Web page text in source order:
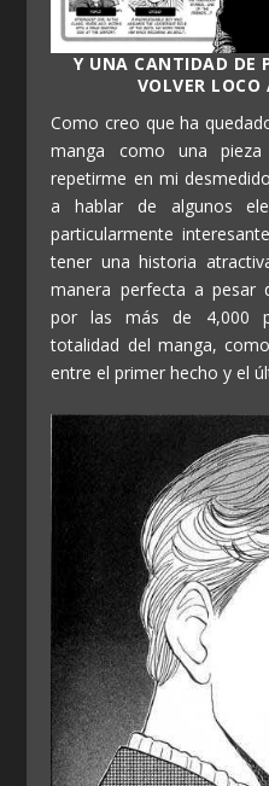
Y UNA CANTIDAD DE
VOLVER LOCO
Como creo que ha
manga como una
repetirme en mi
a hablar de algunos
particularmente
tener una historia
manera perfecta a pesar
por las más de 4,000
totalidad del manga,
entre el primer hecho y el